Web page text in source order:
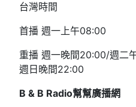
台灣時間
首播 週一上午08:00
重播 週一晚間20:00/週二
週日晚間22:00
B & B Radio幫幫廣播網